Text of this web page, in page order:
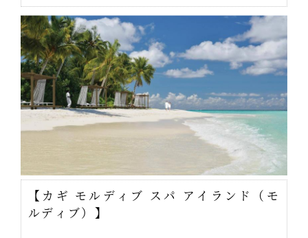
【カギ モルディブ スパ アイランド（モ
ルディブ）】